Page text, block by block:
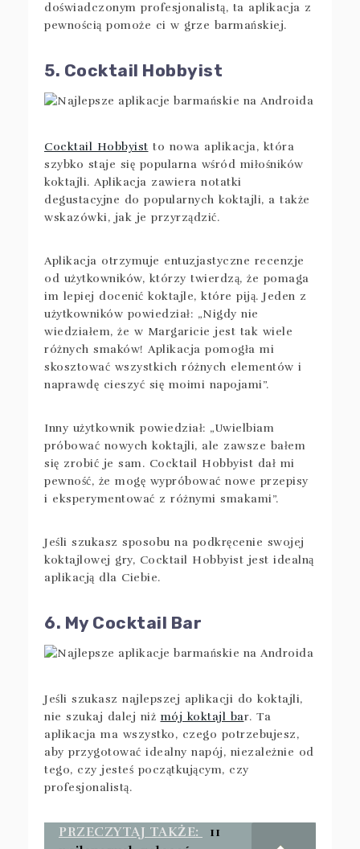
doświadczonym profesjonalistą, ta aplikacja z
pewnością pomoże ci w grze barmańskiej.
5. Cocktail Hobbyist
Cocktail Hobbyist to nowa aplikacja, która
szybko staje się popularna wśród miłośników
koktajli. Aplikacja zawiera notatki
degustacyjne do popularnych koktajli, a także
wskazówki, jak je przyrządzić.
Aplikacja otrzymuje entuzjastyczne recenzje
od użytkowników, którzy twierdzą, że pomaga
im lepiej docenić koktajle, które piją. Jeden z
użytkowników powiedział: „Nigdy nie
wiedziałem, że w Margaricie jest tak wiele
różnych smaków! Aplikacja pomogła mi
skosztować wszystkich różnych elementów i
naprawdę cieszyć się moimi napojami”.
Inny użytkownik powiedział: „Uwielbiam
próbować nowych koktajli, ale zawsze bałem
się zrobić je sam. Cocktail Hobbyist dał mi
pewność, że mogę wypróbować nowe przepisy
i eksperymentować z różnymi smakami”.
Jeśli szukasz sposobu na podkręcenie swojej
koktajlowej gry, Cocktail Hobbyist jest idealną
aplikacją dla Ciebie.
6. My Cocktail Bar
Jeśli szukasz najlepszej aplikacji do koktajli,
nie szukaj dalej niż mój koktajl bar. Ta
aplikacja ma wszystko, czego potrzebujesz,
aby przygotować idealny napój, niezależnie od
tego, czy jesteś początkującym, czy
profesjonalistą.
PRZECZYTAJ TAKŻE:
11